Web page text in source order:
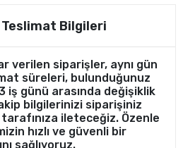
Teslimat Bilgileri
verilen siparişler, aynı gün
süreleri, bulunduğunuz
iş günü arasında değişiklik
bilgilerinizi siparişiniz
ileteceğiz. Özenle
hızlı ve güvenli bir
sağlıyoruz.